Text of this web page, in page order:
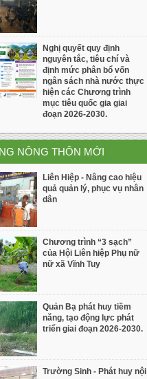
Nghị quyết quy định
nguyên tắc, tiêu chí và
định mức phân bổ vốn
ngân sách nhà nước thực
hiện các Chương trình
mục tiêu quốc gia giai
đoạn 2026-2030.
NÔNG THÔN MỚI
Liên Hiệp - Nâng cao hiệu
quả quản lý, phục vụ nhân
dân
Chương trình “3 sạch”
của Hội Liên hiệp Phụ nữ
nữ xã Vĩnh Tuy
Quản Bạ phát huy tiềm
năng, tạo động lực phát
triển giai đoạn 2026-2030.
Trường Sinh - Phát huy nội